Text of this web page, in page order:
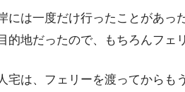
には一度だけ行ったことがあっ
的地だったので、もちろんフェ
宅は、フェリーを渡ってからも